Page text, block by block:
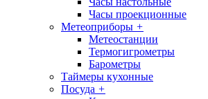
Часы проекционные
Метеоприборы +
Метеостанции
Термогигрометры
Барометры
Таймеры кухонные
Посуда +